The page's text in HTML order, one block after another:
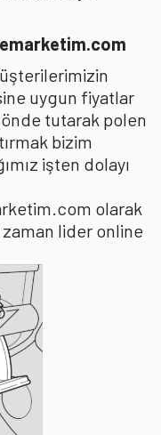
uygun fiyatlar
tutarak polen
bizim
işten dolayı
olarak
lider online